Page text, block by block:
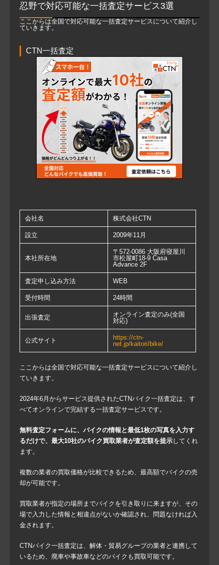
忍野で対応可能な一括査定サービス3選
ここからは全国で対応可能な一括査定サービスについて紹介し
ていきます。
CTN一括査定
会社名 株式会社CTN
設立 2009年11月
本社所在地
〒572-0086 大阪府寝屋川
市松屋町18-9 Casa
Advance 2F
査定申し込み方法 WEB
受付時間 24時間
出張査定
オンライン査定のみ(全国
対応)
公式サイト
https://ctn-
net.jp/kaitori/bike/
ここからは全国で対応可能な一括査定サービスについて紹介し
ていきます。
2024年6月からサービス提供されたCTNバイク一括査定は、す
べてオンラインで完結する一括査定サービスです。
無料査定フォームに、バイクの情報と最低1枚の写真を入力す
るだけで、最大10社のバイク買取業者が査定額を提示してくれ
ます。
複数の業者の買取価格が比較できるため、最高額でバイクの売
却が可能です。
買取業者が指定の場所までバイクを引き取りに来ますが、その
場で入力した情報と相違点がないか確認され、問題なければ入
金されます。
CTNバイク一括査定は、解体・貿易グループの業者と連携して
いるため、廃車や事故車などのバイクも買取可能です。